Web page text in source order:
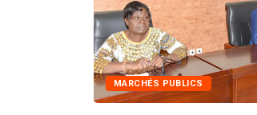
INTÉGRATION RÉGIONALE